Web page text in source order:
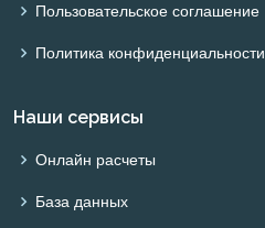
Пользовательское соглашение
Политика конфиденциальности
Наши сервисы
Онлайн расчеты
База данных